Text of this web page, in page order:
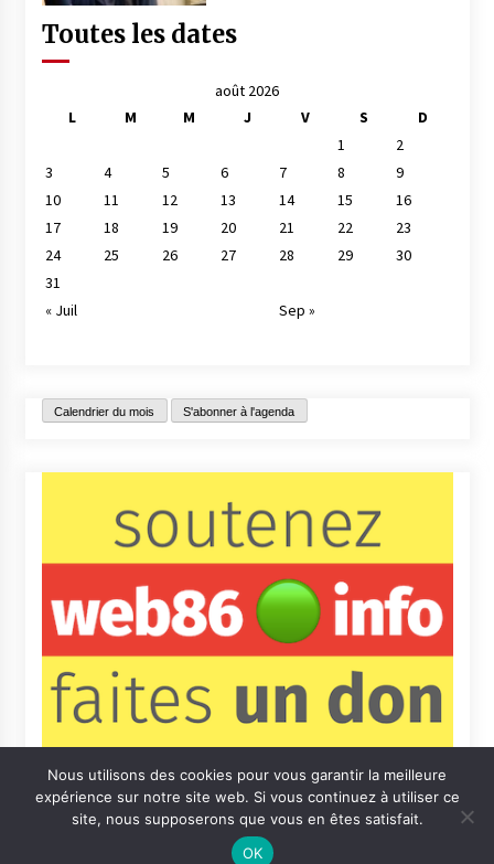
Toutes les dates
août 2026
L
M M J V S
D
1
2
3
4 5 6 7 8
9
10
11 12 13 14 15
16
17
18 19 20 21 22
23
24
25 26 27 28 29
30
31
« Juil
Sep »
Calendrier du mois S'abonner à l'agenda
Qui sommes-nous ? Informations légales
Nous utilisons des cookies pour vous garantir la meilleure
expérience sur notre site web. Si vous continuez à utiliser ce
site, nous supposerons que vous en êtes satisfait.
OK